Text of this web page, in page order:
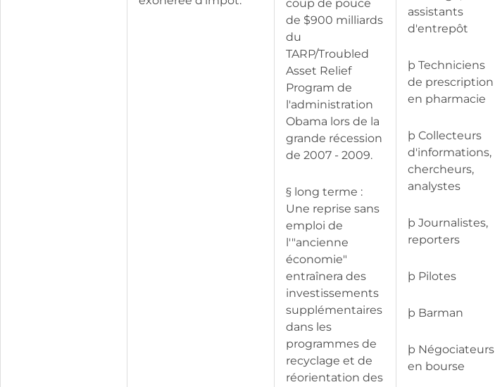
coup de pouce
de $900 milliards
du
TARP/Troubled
Asset Relief
Program de
l'administration
Obama lors de la
grande récession
de 2007 - 2009.
§ long terme :
Une reprise sans
emploi de
l'"ancienne
économie"
entraînera des
investissements
supplémentaires
dans les
programmes de
recyclage et de
réorientation des
assistants
d'entrepôt
þ Techniciens
de prescription
en pharmacie
þ Collecteurs
d'informations,
chercheurs,
analystes
þ Journalistes,
reporters
þ Pilotes
þ Barman
þ Négociateurs
en bourse